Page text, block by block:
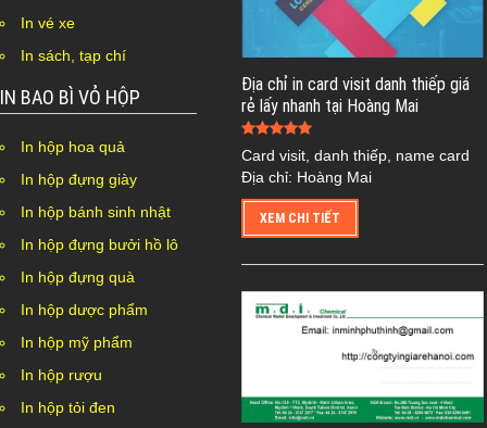
In vé xe
In sách, tạp chí
IN BAO BÌ VỎ HỘP
In hộp hoa quả
In hộp đựng giày
In hộp bánh sinh nhật
In hộp đựng bưởi hồ lô
In hộp đựng quà
In hộp dược phẩm
In hộp mỹ phẩm
In hộp rượu
In hộp tỏi đen
Địa chỉ in card visit danh thiếp giá
rẻ lấy nhanh tại Hoàng Mai
Card visit, danh thiếp, name card
Địa chỉ: Hoàng Mai
XEM CHI TIẾT